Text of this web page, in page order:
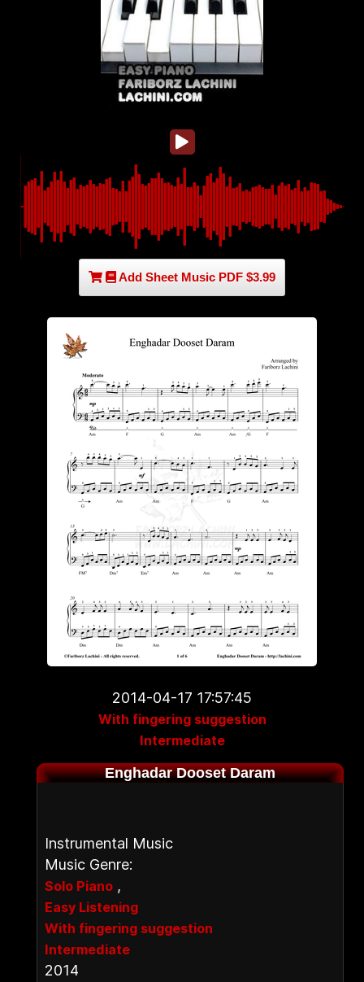
Add Sheet Music PDF $3.99
2014-04-17 17:57:45
With fingering suggestion
Intermediate
Enghadar Dooset Daram
Instrumental Music
Music Genre:
Solo Piano ,
Easy Listening
With fingering suggestion
Intermediate
2014